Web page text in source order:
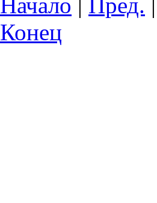
Конец